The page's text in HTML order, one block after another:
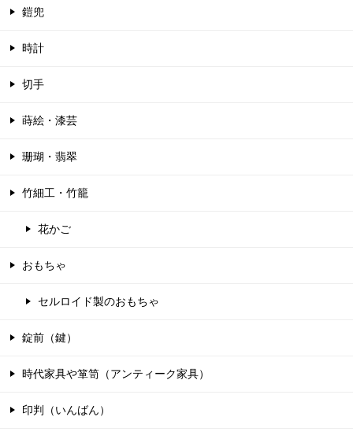
鎧兜
時計
切手
蒔絵・漆芸
珊瑚・翡翠
竹細工・竹籠
花かご
おもちゃ
セルロイド製のおもちゃ
錠前（鍵）
時代家具や箪笥（アンティーク家具）
印判（いんばん）